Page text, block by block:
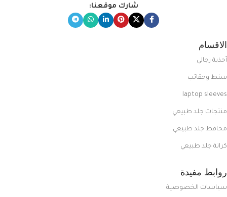
شارك موقعنا:
الاقسام
أحذية رجالي
شنط وحقائب
laptop sleeves
منتجات جلد طبيعي
محافظ جلد طبيعي
كراتة جلد طبيعي
روابط مفيدة
سياسات الخصوصية